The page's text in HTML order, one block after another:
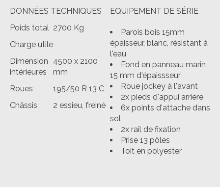
DONNÉES TECHNIQUES
EQUIPEMENT DE SÉRIE
Poids total 2700 Kg
Charge utile
Dimension
intérieures
4500 x 2100
mm
Roues
195/50 R 13 C
Châssis
2 essieu, freiné
Parois bois 15mm
épaisseur, blanc, résistant à
l'eau
Fond en panneau marin
15 mm d'épaissseur
Roue jockey à l'avant
2x pieds d'appui arrière
6x points d'attache dans
sol
2x rail de fixation
Prise 13 pôles
Toit en polyester